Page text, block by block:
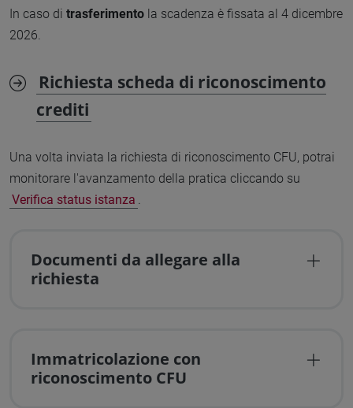
In caso di trasferimento la scadenza è fissata al 4 dicembre
2026.
Richiesta scheda di riconoscimento
crediti
Una volta inviata la richiesta di riconoscimento CFU, potrai
monitorare l'avanzamento della pratica cliccando su
Verifica status istanza .
Documenti da allegare alla
richiesta
Immatricolazione con
riconoscimento CFU